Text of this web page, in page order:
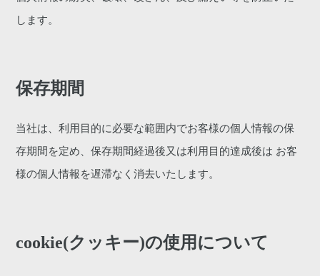
します。
保存期間
当社は、利用目的に必要な範囲内でお客様の個人情報の保
存期間を定め、保存期間経過後又は利用目的達成後は お客
様の個人情報を遅滞なく消去いたします。
cookie(クッキー)の使用について